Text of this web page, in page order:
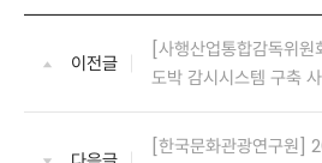
이전글
[사행산업통합감독위
도박 감시시스템 구축
[한국문화관광연구원]